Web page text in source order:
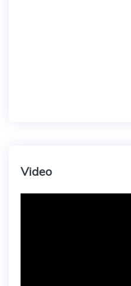
Video